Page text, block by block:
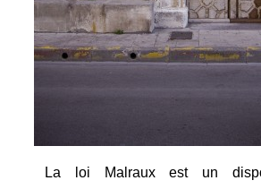
La loi Malraux est un